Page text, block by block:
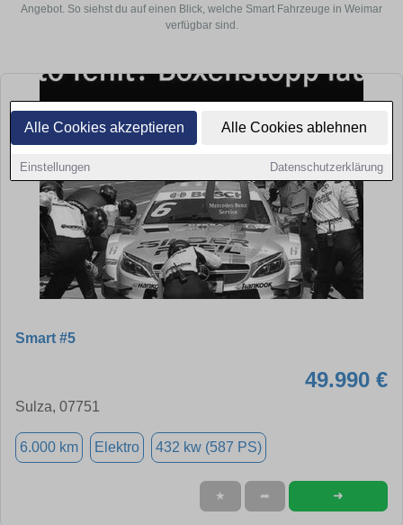
Alle Cookies akzeptieren Alle Cookies ablehnen
Einstellungen Datenschutzerklärung
Angebot. So siehst du auf einen Blick, welche Smart Fahrzeuge in Weimar
verfügbar sind.
Smart #5
49.990 €
Sulza, 07751
6.000 km Elektro 432 kw (587 PS)
★ ➦ ➜